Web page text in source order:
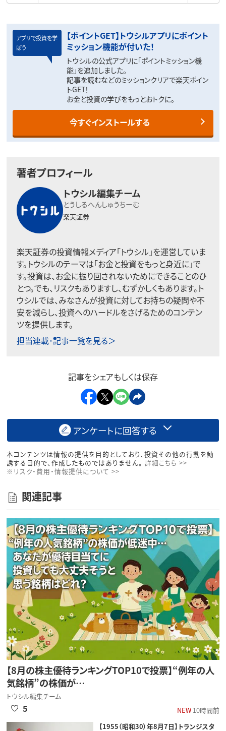
アプリで投資を学
ぼう
【ポイントGET】トウシルアプリにポイント
ミッション機能が付いた！
トウシルの公式アプリに「ポイントミッション機
能」を追加しました。
記事を読むなどのミッションクリアで楽天ポイン
トGET！
お金と投資の学びをもっとおトクに。
今すぐインストールする
著者プロフィール
トウシル編集チーム
とうしるへんしゅうちーむ
楽天証券
楽天証券の投資情報メディア「トウシル」を運営していま
す。トウシルのテーマは「お金と投資をもっと身近に」で
す。投資は、お金に振り回されないためにできることのひ
とつ。でも、リスクもありますし、むずかしくもあります。ト
ウシルでは、みなさんが投資に対してお持ちの疑問や不
安を減らし、投資へのハードルをさげるためのコンテン
ツを提供します。
担当連載･記事一覧を見る＞
記事をシェアもしくは保存
アンケートに回答する
本コンテンツは情報の提供を目的としており、投資その他の行動を勧
誘する目的で、作成したものではありません。 詳細こちら >>
※リスク・費用・情報提供について >>
関連記事
【8月の株主優待ランキングTOP10で投票】“例年の人
気銘柄”の株価が…
トウシル編集チーム
NEW10時間前
5
【1955（昭和30）年8月7日】トランジスタ